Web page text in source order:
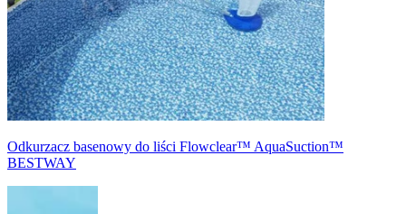
Odkurzacz basenowy do liści Flowclear™ AquaSuction™
BESTWAY